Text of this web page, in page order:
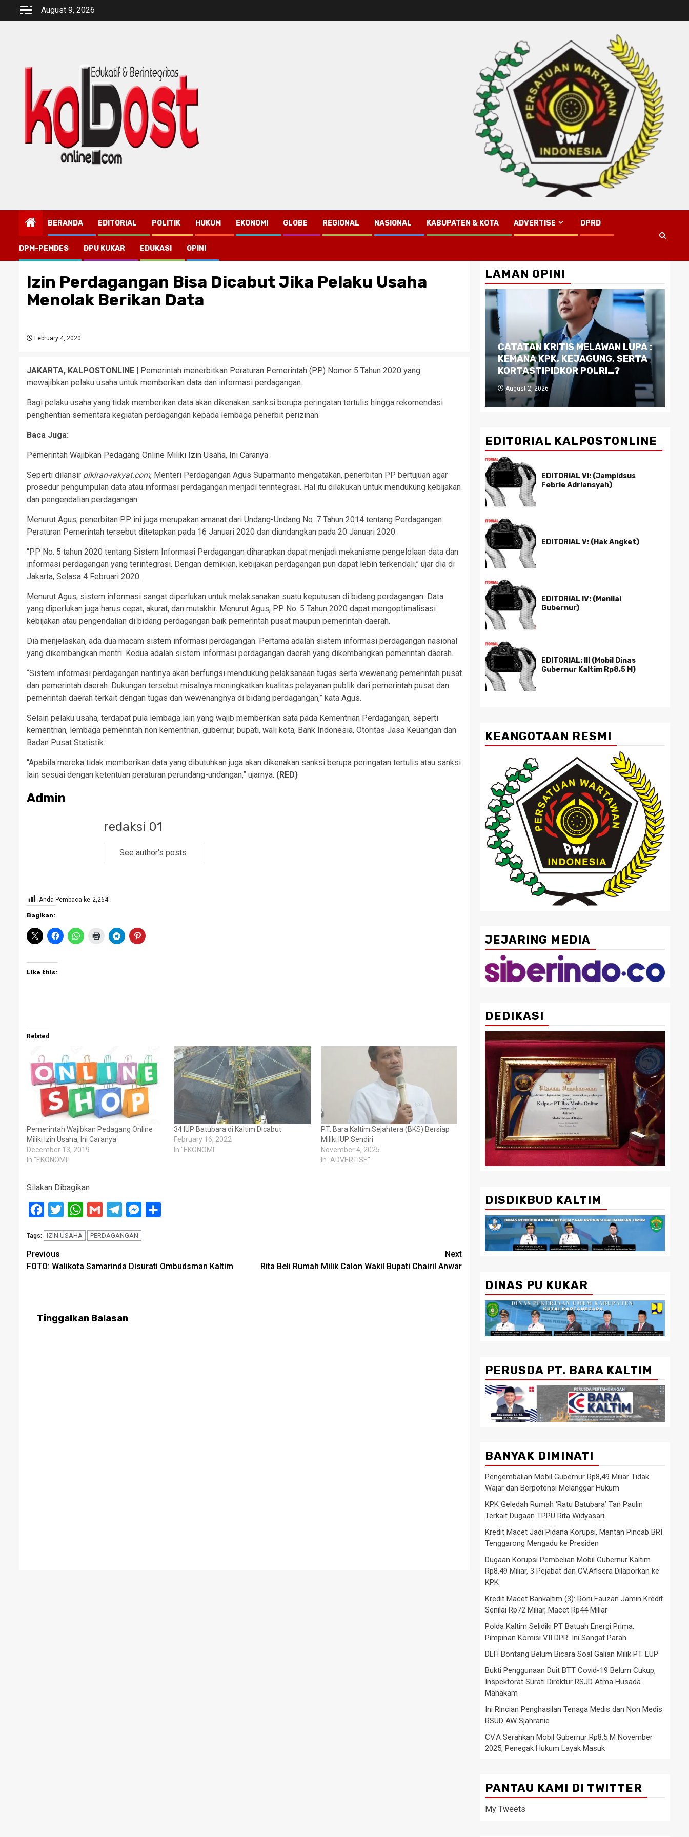
August 9, 2026
BERANDA EDITORIAL POLITIK HUKUM EKONOMI GLOBE REGIONAL NASIONAL KABUPATEN & KOTA ADVERTISE DPRD
DPM-PEMDES DPU KUKAR EDUKASI OPINI
Izin Perdagangan Bisa Dicabut Jika Pelaku Usaha
Menolak Berikan Data
February 4, 2020
JAKARTA, KALPOSTONLINE | Pemerintah menerbitkan Peraturan Pemerintah (PP) Nomor 5 Tahun 2020 yang
mewajibkan pelaku usaha untuk memberikan data dan informasi perdagangan.
Bagi pelaku usaha yang tidak memberikan data akan dikenakan sanksi berupa peringatan tertulis hingga rekomendasi
penghentian sementara kegiatan perdagangan kepada lembaga penerbit perizinan.
Baca Juga:
Pemerintah Wajibkan Pedagang Online Miliki Izin Usaha, Ini Caranya
Seperti dilansir pikiran-rakyat.com, Menteri Perdagangan Agus Suparmanto mengatakan, penerbitan PP bertujuan agar
prosedur pengumpulan data atau informasi perdagangan menjadi terintegrasi. Hal itu dilakukan untuk mendukung kebijakan
dan pengendalian perdagangan.
Menurut Agus, penerbitan PP ini juga merupakan amanat dari Undang-Undang No. 7 Tahun 2014 tentang Perdagangan.
Peraturan Pemerintah tersebut ditetapkan pada 16 Januari 2020 dan diundangkan pada 20 Januari 2020.
“PP No. 5 tahun 2020 tentang Sistem Informasi Perdagangan diharapkan dapat menjadi mekanisme pengelolaan data dan
informasi perdagangan yang terintegrasi. Dengan demikian, kebijakan perdagangan pun dapat lebih terkendali,” ujar dia di
Jakarta, Selasa 4 Februari 2020.
Menurut Agus, sistem informasi sangat diperlukan untuk melaksanakan suatu keputusan di bidang perdagangan. Data
yang diperlukan juga harus cepat, akurat, dan mutakhir. Menurut Agus, PP No. 5 Tahun 2020 dapat mengoptimalisasi
kebijakan atau pengendalian di bidang perdagangan baik pemerintah pusat maupun pemerintah daerah.
Dia menjelaskan, ada dua macam sistem informasi perdagangan. Pertama adalah sistem informasi perdagangan nasional
yang dikembangkan mentri. Kedua adalah sistem informasi perdagangan daerah yang dikembangkan pemerintah daerah.
“Sistem informasi perdagangan nantinya akan berfungsi mendukung pelaksanaan tugas serta wewenang pemerintah pusat
dan pemerintah daerah. Dukungan tersebut misalnya meningkatkan kualitas pelayanan publik dari pemerintah pusat dan
pemerintah daerah terkait dengan tugas dan wewenangnya di bidang perdagangan,” kata Agus.
Selain pelaku usaha, terdapat pula lembaga lain yang wajib memberikan sata pada Kementrian Perdagangan, seperti
kementrian, lembaga pemerintah non kementrian, gubernur, bupati, wali kota, Bank Indonesia, Otoritas Jasa Keuangan dan
Badan Pusat Statistik.
“Apabila mereka tidak memberikan data yang dibutuhkan juga akan dikenakan sanksi berupa peringatan tertulis atau sanksi
lain sesuai dengan ketentuan peraturan perundang-undangan,” ujarnya. (RED)
Admin
redaksi 01
See author's posts
Anda Pembaca ke 2,264
Bagikan:
Like this:
Related
Pemerintah Wajibkan Pedagang Online
Miliki Izin Usaha, Ini Caranya
December 13, 2019
In "EKONOMI"
34 IUP Batubara di Kaltim Dicabut
February 16, 2022
In "EKONOMI"
PT. Bara Kaltim Sejahtera (BKS) Bersiap
Miliki IUP Sendiri
November 4, 2025
In "ADVERTISE"
Silakan Dibagikan
Facebook
Twitter WhatsApp
Gmail TelegramMessenger
Tags: IZIN USAHA PERDAGANGAN
Post
navigation
Previous
FOTO: Walikota Samarinda Disurati Ombudsman Kaltim
Next
Rita Beli Rumah Milik Calon Wakil Bupati Chairil Anwar
Tinggalkan Balasan
LAMAN OPINI
CATATAN KRITIS MELAWAN LUPA :
KEMANA KPK, KEJAGUNG, SERTA
KORTASTIPIDKOR POLRI…?
August 2, 2026
EDITORIAL KALPOSTONLINE
EDITORIAL VI: (Jampidsus
Febrie Adriansyah)
EDITORIAL V: (Hak Angket)
EDITORIAL IV: (Menilai
Gubernur)
EDITORIAL: III (Mobil Dinas
Gubernur Kaltim Rp8,5 M)
KEANGOTAAN RESMI
JEJARING MEDIA
DEDIKASI
DISDIKBUD KALTIM
DINAS PU KUKAR
PERUSDA PT. BARA KALTIM
BANYAK DIMINATI
Pengembalian Mobil Gubernur Rp8,49 Miliar Tidak
Wajar dan Berpotensi Melanggar Hukum
KPK Geledah Rumah ‘Ratu Batubara’ Tan Paulin
Terkait Dugaan TPPU Rita Widyasari
Kredit Macet Jadi Pidana Korupsi, Mantan Pincab BRI
Tenggarong Mengadu ke Presiden
Dugaan Korupsi Pembelian Mobil Gubernur Kaltim
Rp8,49 Miliar, 3 Pejabat dan CV.Afisera Dilaporkan ke
KPK
Kredit Macet Bankaltim (3): Roni Fauzan Jamin Kredit
Senilai Rp72 Miliar, Macet Rp44 Miliar
Polda Kaltim Selidiki PT Batuah Energi Prima,
Pimpinan Komisi VII DPR: Ini Sangat Parah
DLH Bontang Belum Bicara Soal Galian Milik PT. EUP
Bukti Penggunaan Duit BTT Covid-19 Belum Cukup,
Inspektorat Surati Direktur RSJD Atma Husada
Mahakam
Ini Rincian Penghasilan Tenaga Medis dan Non Medis
RSUD AW Sjahranie
CV.A Serahkan Mobil Gubernur Rp8,5 M November
2025, Penegak Hukum Layak Masuk
PANTAU KAMI DI TWITTER
My Tweets